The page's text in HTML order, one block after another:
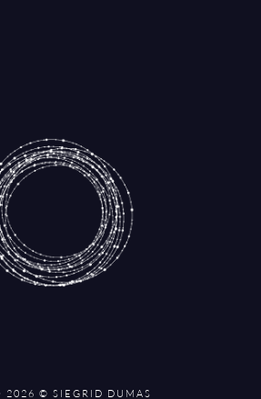
2026 © SIEGRID DUMAS